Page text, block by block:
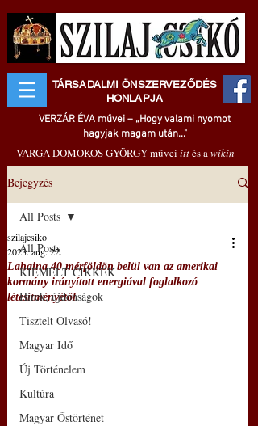
TÁRSADALMI ÖNSZERVEZŐDÉS
HONLAPJA
VERZÁR ÉVA művei – „Hogy valami nyomot
hagyjak magam után..."
VARGA DOMOKOS GYÖRGY művei ittés awikin
Bejegyzés
All Posts
KIEMELT CIKKEK
Hírek, újdonságok
Tisztelt Olvasó!
Magyar Idő
Új Történelem
Kultúra
Magyar Őstörténet
All Posts
Lahaina 40 mérföldön belül van az amerikai
kormány irányított energiával foglalkozó
létesítményétől
szilajcsiko
2023. aug. 22.